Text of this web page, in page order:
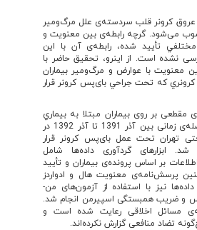
عروق كرونر قلب سردسته‌ی علل مرگ‌و‌میر
می‌شود. گرچه رابطه‌ی بين معنويت و
تأييد شده، رابطه‌ی آن با این
نشده است. از این­رو، تحقیق حاضر با
معنويت با عوارض و مرگ‌و‌میر بيماران
کرونري که تحت جراحي بای‌پس کرونر قرار
مقطعی بر روی بیماران مبتلا به بيماري
عروق كرونر که در فاصله‌ی زمانی بین آذر 1391 تا آذر 1392 در
تهران تحت عمل بای‌پس کرونر قرار
شد. ابزارهای گردآوری داده‌ها شامل
بر اساس پرونده‌ی بیماران و تأیید
پرسش‌نامه‌ی معنویت هال و ادواردز
نیز با استفاده از آزمون‌‌های من-
و ضریب همبستگی اسپیرمن انجام شد.
مسائل اخلاقی رعایت شده است و
تضاد منافعی گزارش نکرده‌اند.